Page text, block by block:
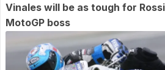
Vinales will be as tough for
MotoGP boss